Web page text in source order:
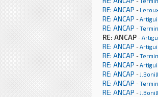
RE: ANCAP -
RE: ANCAP -
RE: ANCAP -
RE: ANCAP -
RE: ANCAP -
RE: ANCAP -
RE: ANCAP -
RE: ANCAP -
RE: ANCAP -
RE: ANCAP -